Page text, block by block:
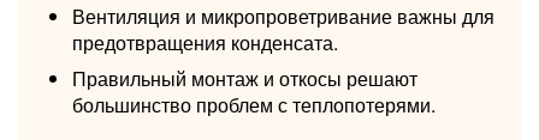
Вентиляция и микропроветривание важны для
предотвращения конденсата.
Правильный монтаж и откосы решают
большинство проблем с теплопотерями.